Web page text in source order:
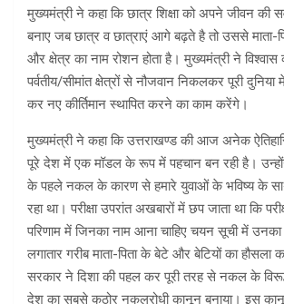
मुख्यमंत्री ने कहा कि छात्र शिक्षा को अपने जीवन की
बनाए जब छात्र व छात्राएं आगे बढ़ते है तो उससे माता-
और क्षेत्र का नाम रोशन होता है। मुख्यमंत्री ने विश्वास
पर्वतीय/सीमांत क्षेत्रों से नौजवान निकलकर पूरी
कर नए कीर्तिमान स्थापित करने का काम करेंगे।
मुख्यमंत्री ने कहा कि उत्तराखण्ड की आज अनेक
पूरे देश में एक मॉडल के रूप में पहचान बन रही है।
के पहले नकल के कारण से हमारे युवाओं के भविष्य के
रहा था। परीक्षा उपरांत अखबारों में छप जाता था कि
परिणाम में जिनका नाम आना चाहिए चयन सूची में
लगातार गरीब माता-पिता के बेटे और बेटियों का हौसला
सरकार ने दिशा की पहल कर पूरी तरह से नकल के
देश का सबसे कठोर नकलरोधी कानून बनाया। इस